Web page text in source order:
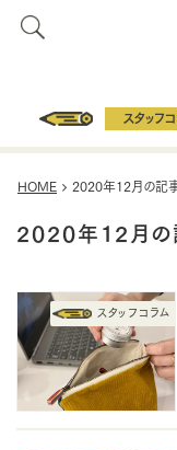
スタッフ
HOME 2020年12月の記
2020年12月の